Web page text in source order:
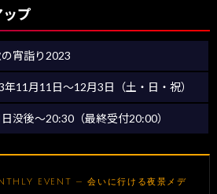
プ
宵詣り2023
年11月11日～12月3日（土・日・祝）
没後～20:30（最終受付20:00）
EVENT — 会いに行ける夜景メデ